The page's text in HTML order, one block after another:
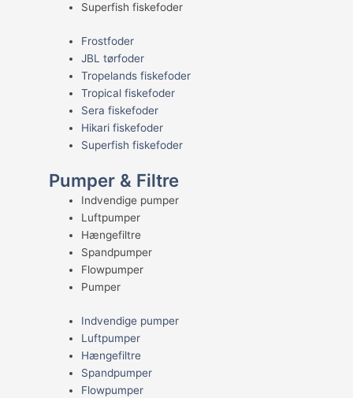
Superfish fiskefoder
Frostfoder
JBL tørfoder
Tropelands fiskefoder
Tropical fiskefoder
Sera fiskefoder
Hikari fiskefoder
Superfish fiskefoder
Pumper & Filtre
Indvendige pumper
Luftpumper
Hængefiltre
Spandpumper
Flowpumper
Pumper
Indvendige pumper
Luftpumper
Hængefiltre
Spandpumper
Flowpumper